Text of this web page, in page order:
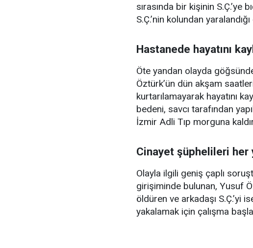
sırasında bir kişinin S.Ç.’ye
S.Ç.’nin kolundan
Hastanede hayatını
Öte yandan olayda
Öztürk’ün dün akşam
kurtarılamayarak hayatını
bedeni, savcı tarafından
İzmir Adli Tıp morguna
Cinayet şüphelileri her
Olayla ilgili geniş çaplı
girişiminde bulunan, Yusuf
öldüren ve arkadaşı S.Ç.’yi
yakalamak için çalışma